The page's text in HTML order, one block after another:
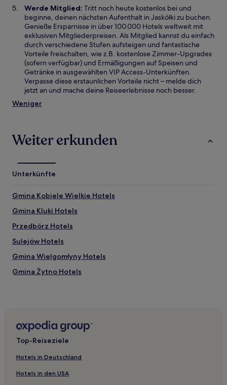
Werde Mitglied: Tritt noch heute kostenlos bei und
beginne, deinen nächsten Aufenthalt in Jaskółki zu buchen.
Genieße Ersparnisse in über 100.000 Hotels weltweit mit
exklusiven Mitgliederpreisen. Als Mitglied kannst du einfach
durch verschiedene Stufen aufsteigen und fantastische
Vorteile freischalten, wie z.B. kostenlose Zimmer-Upgrades
(sofern verfügbar) und Ermäßigungen auf Speisen und
Getränke in ausgewählten VIP Access-Unterkünften.
Verpasse diese erstaunlichen Vorteile nicht – melde dich
jetzt an und mache deine Reiseerlebnisse noch besser.
Weniger
Weiter erkunden
Unterkünfte
Gmina Kobiele Wielkie Hotels
Gmina Kluki Hotels
Przedbórz Hotels
Sulejów Hotels
Gmina Wielgomłyny Hotels
Gmina Żytno Hotels
Ozga Hotels
Gmina Sławno Hotels
Slok Hotels
Kamiensk Hotels
Top-Reiseziele
Hotels in Deutschland
Hotels in den USA